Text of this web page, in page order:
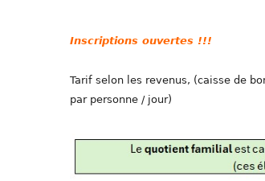
Inscriptions ouvertes !!!
Tarif selon les revenus, (caisse de
par personne / jour)